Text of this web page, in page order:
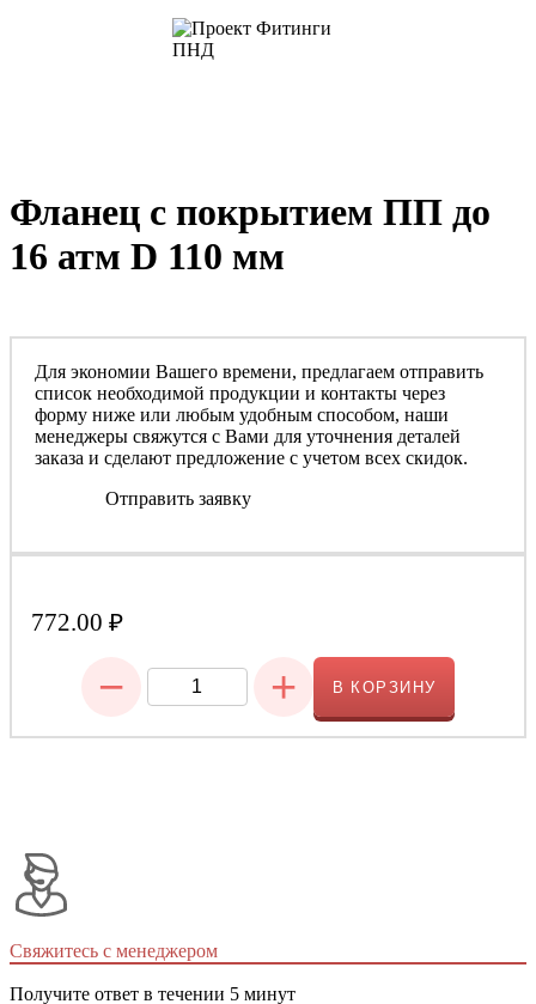
Фланец с покрытием ПП до
16 атм D 110 мм
Для экономии Вашего времени, предлагаем отправить
список необходимой продукции и контакты через
форму ниже или любым удобным способом, наши
менеджеры свяжутся с Вами для уточнения деталей
заказа и сделают предложение с учетом всех скидок.
Отправить заявку
772.00 ₽
− + В КОРЗИНУ
Свяжитесь с менеджером
Получите ответ в течении 5 минут